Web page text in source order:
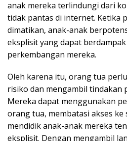
anak mereka terlindungi dari
tidak pantas di internet. Ketika
dimatikan, anak-anak
eksplisit yang dapat
perkembangan mereka.
Oleh karena itu, orang tua
risiko dan mengambil tindakan
Mereka dapat menggunakan
orang tua, membatasi akses
mendidik anak-anak mereka
eksplisit. Dengan mengambil